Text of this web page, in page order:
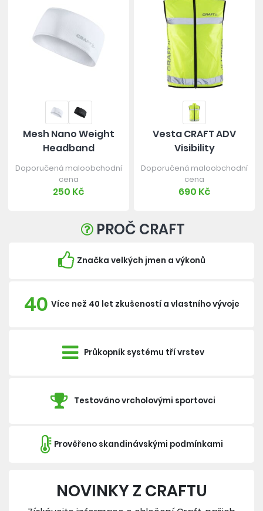
Mesh Nano Weight
Headband
Doporučená maloobchodní
cena
250 Kč
Vesta CRAFT ADV
Visibility
Doporučená maloobchodní
cena
690 Kč
PROČ CRAFT
Značka velkých jmen a výkonů
40 Více než 40 let zkušeností a vlastního vývoje
Průkopník systému tří vrstev
Testováno vrcholovými sportovci
Prověřeno skandinávskými podmínkami
NOVINKY Z CRAFTU